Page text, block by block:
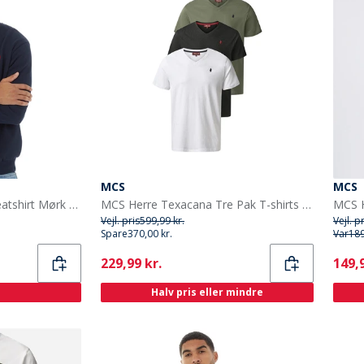
MCS Herre Rundhals Sweatshirt Mørk Safir
MCS
MCS Herre Texacana Tre Pak T-shirts Tapshoe/Beetle/Hvid
Vejl. pris599,99 kr.
Spare370,00 kr.
Current
229,99 kr.
Halv pris eller mindre
MCS
MCS
Vejl.
Var